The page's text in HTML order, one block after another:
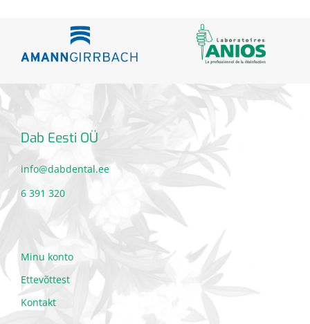
Dab Eesti OÜ
info@dabdental.ee
6 391 320
Minu konto
Ettevõttest
Kontakt